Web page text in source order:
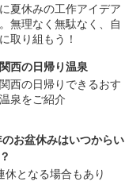
夏休みの工作アイデア
無理なく無駄なく、自
取り組もう！
西の日帰り温泉
西の日帰りできるおす
泉をご紹介
お盆休みはいつからい
休となる場合もあり